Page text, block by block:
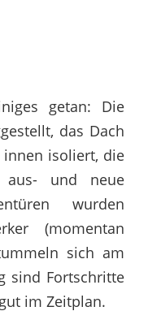
getan: Die
das Dach
isoliert, die
aus- und neue
wurden
(momentan
sich am
sind Fortschritte
im Zeitplan.